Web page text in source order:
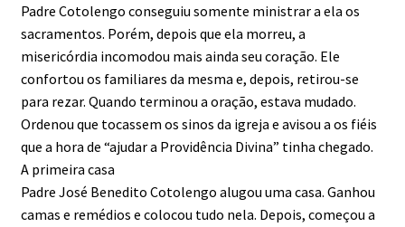
Padre Cotolengo conseguiu somente ministrar a ela os
sacramentos. Porém, depois que ela morreu, a
misericórdia incomodou mais ainda seu coração. Ele
confortou os familiares da mesma e, depois, retirou-se
para rezar. Quando terminou a oração, estava mudado.
Ordenou que tocassem os sinos da igreja e avisou a os fiéis
que a hora de “ajudar a Providência Divina” tinha chegado.
A primeira casa
Padre José Benedito Cotolengo alugou uma casa. Ganhou
camas e remédios e colocou tudo nela. Depois, começou a